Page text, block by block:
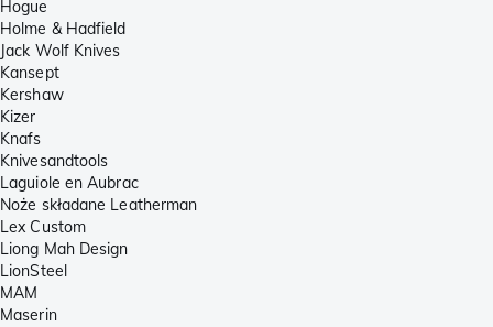
Hogue
Holme & Hadfield
Jack Wolf Knives
Kansept
Kershaw
Kizer
Knafs
Knivesandtools
Laguiole en Aubrac
Noże składane Leatherman
Lex Custom
Liong Mah Design
LionSteel
MAM
Maserin